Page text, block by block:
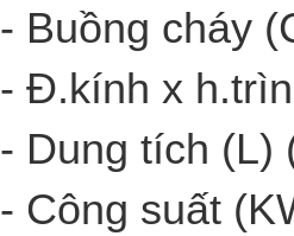
- Buồng cháy
- Đ.kính x
- Dung tích
- Công suất